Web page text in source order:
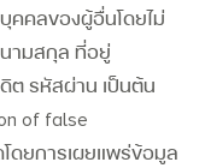
คคลของผู้อื่นโดยไม่
ามสกุล ที่อยู่
ต รหัสผ่าน เป็นต้น
of false
ดยการเผยแพร่ข้อมูล